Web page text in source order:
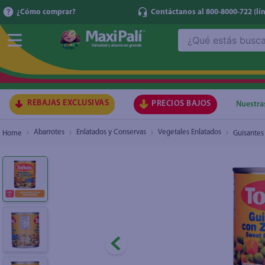
¿Cómo comprar? Contáctanos al 800-8000-722
REBAJAS EXCLUSIVAS PRECIOS BAJOS
Abarrotes Enlatados y Conservas Vegetales Enlatados
Guisantes Toño petit pois zanahoria - 240 g
1.
2.
.
9.